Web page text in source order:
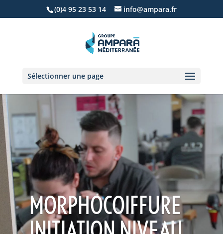
(0)4 95 23 53 14 info@ampara.fr
Sélectionner une page
MORPHOCOIFFURE